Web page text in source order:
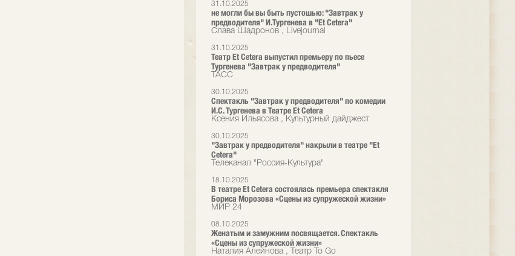
31.10.2025
не могли бы вы быть пустошью: "Завтрак у
предводителя" И.Тургенева в "Et Cetera"
Слава Шадронов , Livejournal
31.10.2025
Театр Et Cetera выпустил премьеру по пьесе
Тургенева "Завтрак у предводителя"
ТАСС
30.10.2025
Спектакль "Завтрак у предводителя" по комедии
И.С. Тургенева в Театре Et Cetera
Ксения Ильясова , Культурный дайджест
30.10.2025
"Завтрак у предводителя" накрыли в театре "Et
Cetera"
Телеканал "Россия-Культура"
18.10.2025
В театре Et Cetera состоялась премьера спектакля
Бориса Морозова «Сцены из супружеской жизни»
МИР 24
08.10.2025
Женатым и замужним посвящается. Спектакль
«Сцены из супружеской жизни»
Наталия Алейнова , Театр To Go